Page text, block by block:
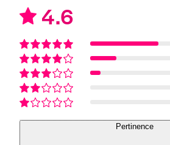
4.6
Pertinence